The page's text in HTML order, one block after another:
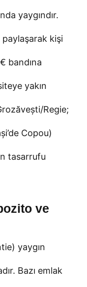
yaygındır.
kişi
bandına
yakın
Regie;
Copou)
tasarrufu
ve
yaygın
Bazı emlak